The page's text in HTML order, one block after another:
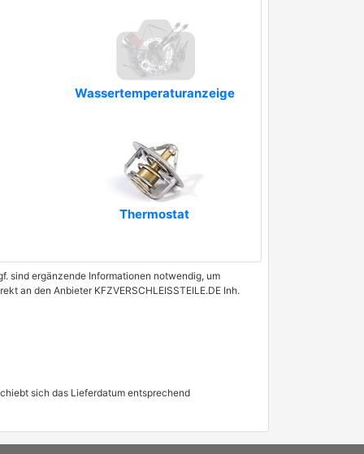
Wassertemperaturanzeige
Thermostat
sind ergänzende Informationen notwendig, um
an den Anbieter KFZVERSCHLEISSTEILE.DE Inh.
sich das Lieferdatum entsprechend